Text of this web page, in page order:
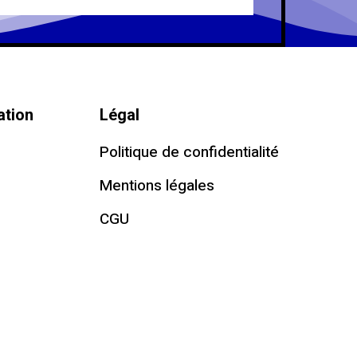
Légal
Politique de confidentialité
Mentions légales
CGU